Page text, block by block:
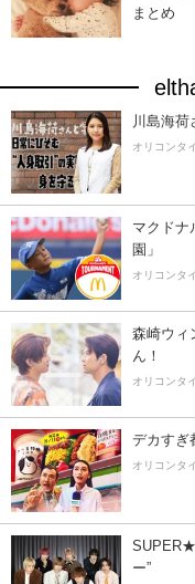
まとめ
川島海荷
オリコンタ
マクドナ
園」
オリコンタ
森崎ウィ
ん！
オリコンタ
デカすぎ
オリコンタ
ー”